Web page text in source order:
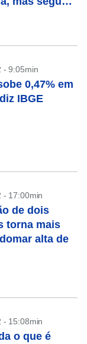
- 9:05min
0,47% em
IBGE
- 17:00min
de dois
torna mais
alta de
- 15:08min
o que é